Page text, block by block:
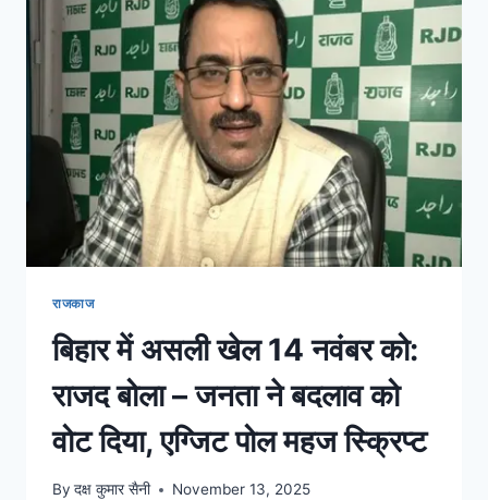
राजकाज
बिहार में असली खेल 14 नवंबर को:
राजद बोला – जनता ने बदलाव को
वोट दिया, एग्जिट पोल महज स्क्रिप्ट
By दक्ष कुमार सैनी November 13, 2025